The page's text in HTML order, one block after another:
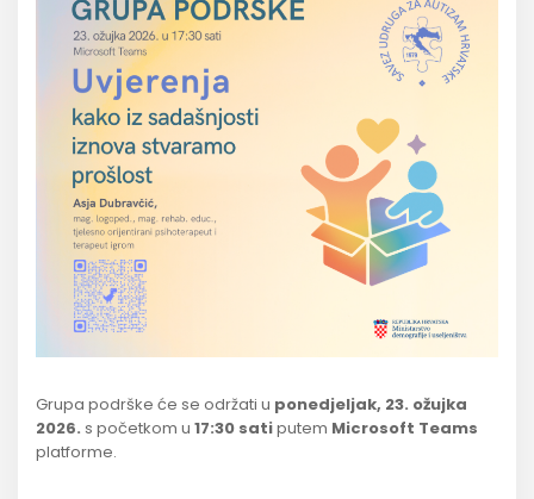
Grupa podrške će se održati u ponedjeljak, 23. ožujka
2026. s početkom u 17:30 satiputem Microsoft Teams
platforme.